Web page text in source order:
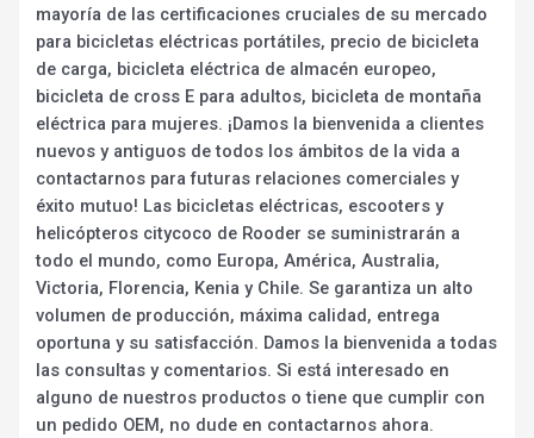
mayoría de las certificaciones cruciales de su mercado
para bicicletas eléctricas portátiles, precio de bicicleta
de carga, bicicleta eléctrica de almacén europeo,
bicicleta de cross E para adultos, bicicleta de montaña
eléctrica para mujeres. ¡Damos la bienvenida a clientes
nuevos y antiguos de todos los ámbitos de la vida a
contactarnos para futuras relaciones comerciales y
éxito mutuo! Las bicicletas eléctricas, escooters y
helicópteros citycoco de Rooder se suministrarán a
todo el mundo, como Europa, América, Australia,
Victoria, Florencia, Kenia y Chile. Se garantiza un alto
volumen de producción, máxima calidad, entrega
oportuna y su satisfacción. Damos la bienvenida a todas
las consultas y comentarios. Si está interesado en
alguno de nuestros productos o tiene que cumplir con
un pedido OEM, no dude en contactarnos ahora.